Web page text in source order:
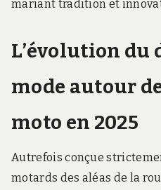
mariant tradition et
L’évolution du
mode autour
moto en 2025
Autrefois conçue
motards des aléas de la